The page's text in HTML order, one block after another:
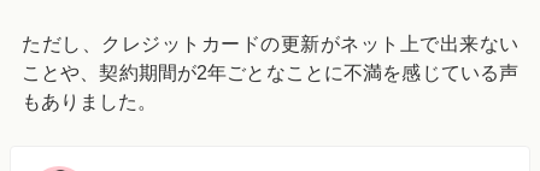
ただし、クレジットカードの更新がネット上で出来ない
ことや、契約期間が2年ごとなことに不満を感じている声
もありました。